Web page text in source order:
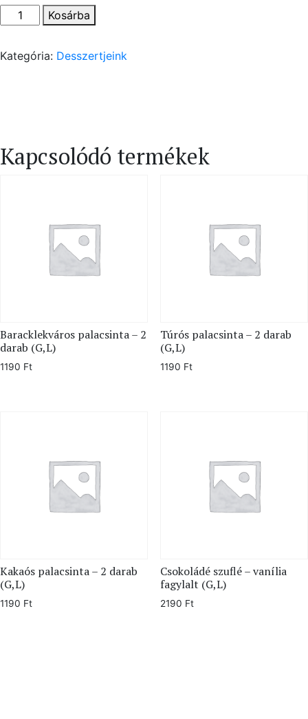
Nutellás
palacsinta
2
Kosárba
Kategória: Desszertjeink
Kapcsolódó termékek
Baracklekváros palacsinta – 2
darab (G,L)
1190 Ft
Túrós palacsinta – 2 darab
(G,L)
1190 Ft
Kakaós palacsinta – 2 darab
(G,L)
1190 Ft
Csokoládé szuflé – vanília
fagylalt (G,L)
2190 Ft